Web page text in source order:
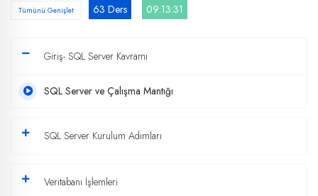
Tümünü Genişlet 63 Ders 09:13:31
Giriş- SQL Server Kavramı
SQL Server ve Çalışma Mantığı
SQL Server Kurulum Adımları
Veritabanı İşlemleri